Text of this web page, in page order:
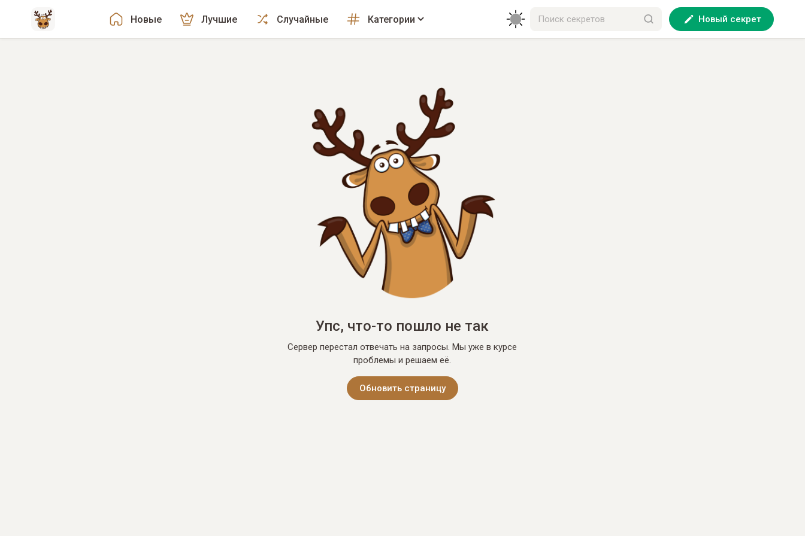
Новые Лучшие Случайные Категории Новый секрет
Упс, что-то пошло не так
Сервер перестал отвечать на запросы. Мы уже в курсе
проблемы и решаем её.
Обновить страницу